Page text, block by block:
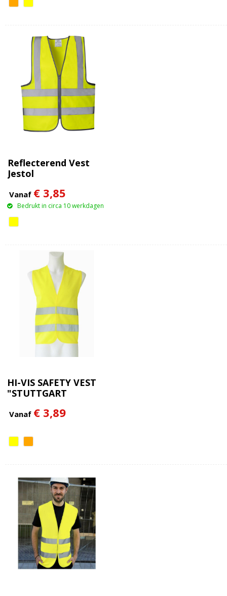
Reflecterend Vest
Jestol
Vanaf € 3,85
Bedrukt in circa 10 werkdagen
HI-VIS SAFETY VEST
"STUTTGART
Vanaf € 3,89